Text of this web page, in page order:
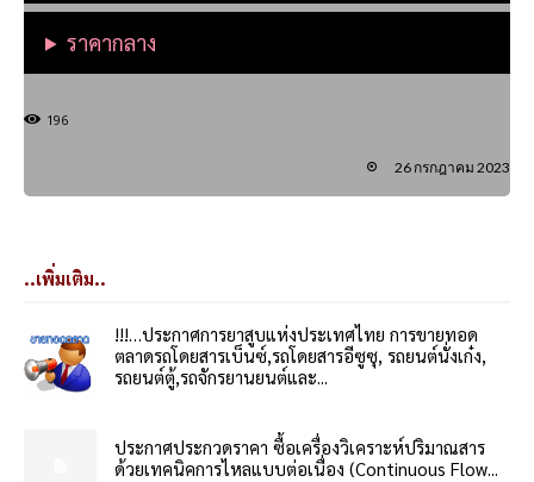
ราคากลาง
196
26 กรกฎาคม 2023
..เพิ่มเติม..
!!!…ประกาศการยาสูบแห่งประเทศไทย การขายทอด
ตลาดรถโดยสารเบ็นซ์,รถโดยสารอีซูซุ, รถยนต์นั่งเก๋ง,
รถยนต์ตู้,รถจักรยานยนต์และ...
ประกาศประกวดราคา ซื้อเครื่องวิเคราะห์ปริมาณสาร
ด้วยเทคนิคการไหลแบบต่อเนื่อง (Continuous Flow...